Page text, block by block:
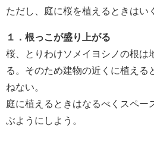
ただし、庭に桜を植えるときはい
１．根っこが盛り上がる
桜、とりわけソメイヨシノの根は
る。そのため建物の近くに植える
ねない。
庭に植えるときはなるべくスペー
ぶようにしよう。